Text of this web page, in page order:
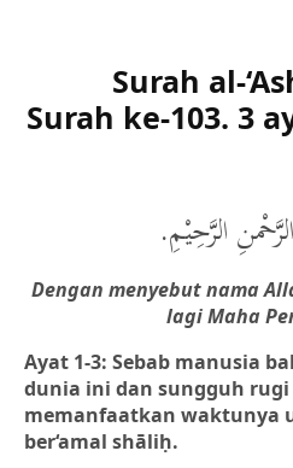
Surah al-
Surah ke-103. 3
الرَّحِيْمِ.
Dengan menyebut nama
lagi Maha
Ayat 1-3: Sebab manusia
dunia ini dan sungguh
memanfaatkan waktunya
ber‘amal shāliḥ.